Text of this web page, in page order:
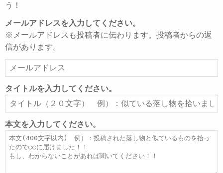
う！
メールアドレスを入力してください。
※メールアドレスも投稿者に伝わります。投稿者からの返
信があります。
ー
ル
ア
ド
レ
ス
タイトルを入力してください。
タ
イ
ト
ル
本文を入力してください。
本
文